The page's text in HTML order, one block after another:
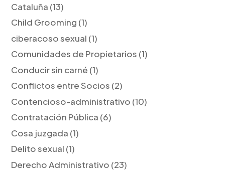
Cataluña (13)
Child Grooming (1)
ciberacoso sexual (1)
Comunidades de Propietarios (1)
Conducir sin carné (1)
Conflictos entre Socios (2)
Contencioso-administrativo (10)
Contratación Pública (6)
Cosa juzgada (1)
Delito sexual (1)
Derecho Administrativo (23)